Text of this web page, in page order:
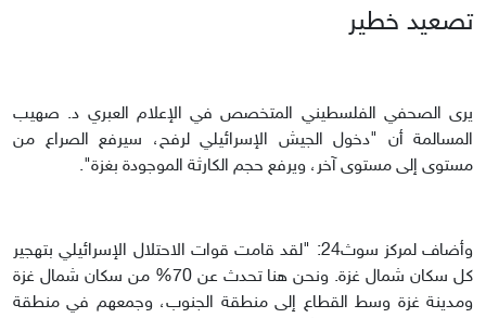
تصعيد خطير
يرى الصحفي الفلسطيني المتخصص في الإعلام العبري د. صهيب
المسالمة أن "دخول الجيش الإسرائيلي لرفح، سيرفع الصراع من
مستوى إلى مستوى آخر، ويرفع حجم الكارثة الموجودة بغزة".
وأضاف لمركز سوث24: "لقد قامت قوات الاحتلال الإسرائيلي بتهجير
كل سكان شمال غزة. ونحن هنا تحدث عن 70% من سكان شمال غزة
ومدينة غزة وسط القطاع إلى منطقة الجنوب، وجمعهم في منطقة